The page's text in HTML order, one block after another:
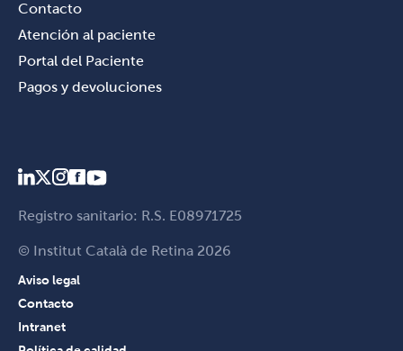
Contacto
Atención al paciente
Portal del Paciente
Pagos y devoluciones
Registro sanitario: R.S. E08971725
© Institut Català de Retina 2026
Aviso legal
Contacto
Intranet